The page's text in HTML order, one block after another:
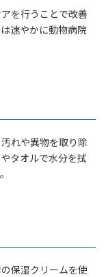
を行うことで改善
速やかに動物病院
れや異物を取り除
タオルで水分を拭
保湿クリームを使